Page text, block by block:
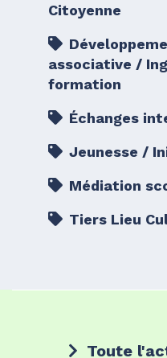
Citoyenne
associative /
formation
Échanges
Jeunesse /
Médiation
Tiers Lieu
Toute